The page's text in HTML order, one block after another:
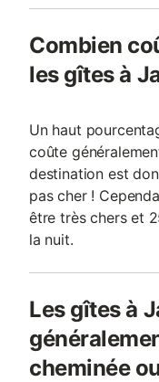
Combien
les gîtes à
Un haut
coûte
destination est
pas cher !
être très chers et
la nuit.
Les gîtes à
cheminée